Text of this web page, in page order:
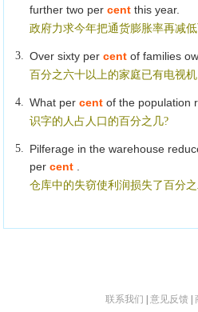
further two per centthis year.
政府力求今年把通货膨胀率再减低
3. Over sixty per centof families
百分之六十以上的家庭已有电视机
4. What per centof the population
识字的人占人口的百分之几?
5. Pilferage in the warehouse
per cent
仓库中的失窃使利润损失了百分之
联系我们 |意见反馈 |